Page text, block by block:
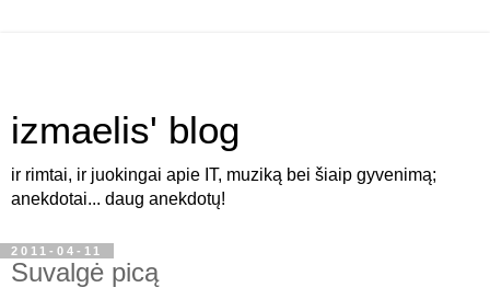
izmaelis' blog
ir rimtai, ir juokingai apie IT, muziką bei šiaip gyvenimą;
anekdotai... daug anekdotų!
2011-04-11
Suvalgė picą